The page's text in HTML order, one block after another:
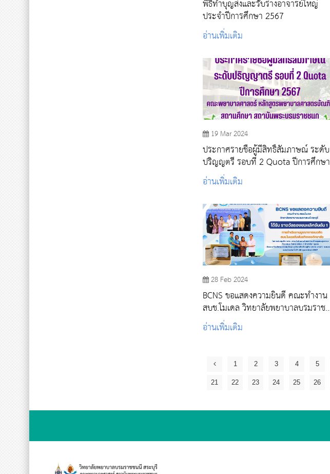
พิธีทำบุญส่งและรับร่างอาจารย์ใหญ่
ประจำปีการศึกษา 2567
อ่านเพิ่มเติม
19 Mar 2024
ประกาศรายชื่อผู้มีสิทธิ์สัมภาษณ์ ระดับ
ปริญญตรี รอบที่ 2 Quota ปีการศึกษา
2567
อ่านเพิ่มเติม
28 Feb 2024
BCNS ขอแสดงความยินดี คณะทำงาน
สบช.โมเดล วิทยาลัยพยาบาลบรมราช
ชนนี สระบุรี
อ่านเพิ่มเติม
1 2 3 4 5
21 22 23 24 25 26